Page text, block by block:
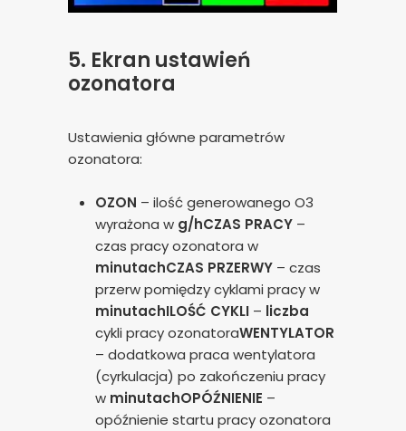
5. Ekran ustawień
ozonatora
Ustawienia główne parametrów
ozonatora:
OZON – ilość generowanego O3
wyrażona w g/hCZAS PRACY –
czas pracy ozonatora w
minutachCZAS PRZERWY – czas
przerw pomiędzy cyklami pracy w
minutachILOŚĆ CYKLI – liczba
cykli pracy ozonatoraWENTYLATOR
– dodatkowa praca wentylatora
(cyrkulacja) po zakończeniu pracy
w minutachOPÓŹNIENIE –
opóźnienie startu pracy ozonatora